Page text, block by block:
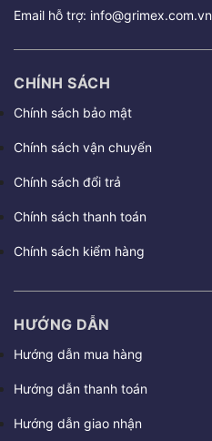
Email hỗ trợ: info@grimex.com.vn
CHÍNH SÁCH
Chính sách bảo mật
Chính sách vận chuyển
Chính sách đổi trả
Chính sách thanh toán
Chính sách kiểm hàng
HƯỚNG DẪN
Hướng dẫn mua hàng
Hướng dẫn thanh toán
Hướng dẫn giao nhận